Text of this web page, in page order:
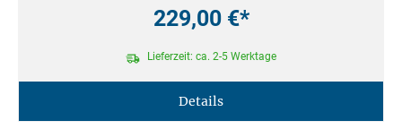
229,00 €*
Lieferzeit: ca. 2-5 Werktage
Details